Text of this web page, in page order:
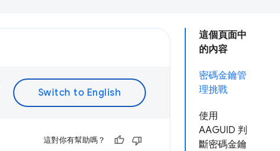
這個頁面中
的內容
密碼金鑰管
理挑戰
使用
AAGUID 判
斷密碼金鑰
這對你有幫助嗎？